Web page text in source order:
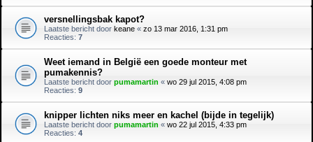
versnellingsbak kapot?
Laatste bericht door keane « zo 13 mar 2016, 1:31 pm
Reacties: 7
Weet iemand in België een goede monteur met
pumakennis?
Laatste bericht door pumamartin « wo 29 jul 2015, 4:08 pm
Reacties: 9
knipper lichten niks meer en kachel (bijde in tegelijk)
Laatste bericht door pumamartin « wo 22 jul 2015, 4:33 pm
Reacties: 4